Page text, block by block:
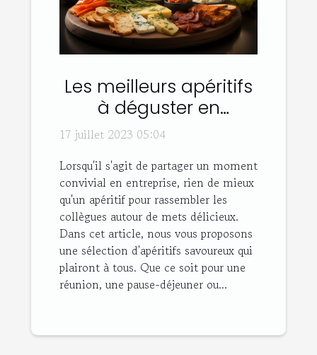
Les meilleurs apéritifs
à déguster en
entreprise
17 juillet 2023 05:04
Lorsqu'il s'agit de partager un moment
convivial en entreprise, rien de mieux
qu'un apéritif pour rassembler les
collègues autour de mets délicieux.
Dans cet article, nous vous proposons
une sélection d'apéritifs savoureux qui
plairont à tous. Que ce soit pour une
réunion, une pause-déjeuner ou...